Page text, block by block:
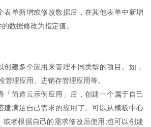
表单新增或修改数据后，在其他表单中新增
数据修改为指定值。
建多个应用来管理不同类型的项目。如，
理应用、进销存管理应用等。
「简道云示例应用」后，创建一个属于自己
建满足自己需求的应用了。可以从模板中心
或者根据自己的需求修改后使用;也可以创建